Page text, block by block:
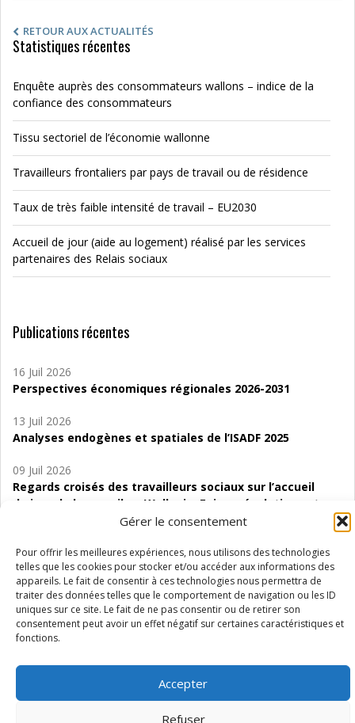
Gérer le consentement
Pour offrir les meilleures expériences, nous utilisons des technologies
telles que les cookies pour stocker et/ou accéder aux informations des
appareils. Le fait de consentir à ces technologies nous permettra de
traiter des données telles que le comportement de navigation ou les ID
uniques sur ce site. Le fait de ne pas consentir ou de retirer son
consentement peut avoir un effet négatif sur certaines caractéristiques et
fonctions.
Accepter
Refuser
RETOUR AUX ACTUALITÉS
Statistiques récentes
Enquête auprès des consommateurs wallons – indice de la
confiance des consommateurs
Tissu sectoriel de l’économie wallonne
Travailleurs frontaliers par pays de travail ou de résidence
Taux de très faible intensité de travail – EU2030
Accueil de jour (aide au logement) réalisé par les services
partenaires des Relais sociaux
Publications récentes
16 Juil 2026
Perspectives économiques régionales 2026-2031
13 Juil 2026
Analyses endogènes et spatiales de l’ISADF 2025
09 Juil 2026
Regards croisés des travailleurs sociaux sur l’accueil
de jour de bas seuil en Wallonie. Enjeux, évolutions et
06 Juil 2026
Étude d’évaluabilité des Structures
d’accompagnement à l’autocréation d’emploi (SAACE)
01 Juil 2026
Pénurie du personnel infirmier :quels indicateurs
Wallonie ?